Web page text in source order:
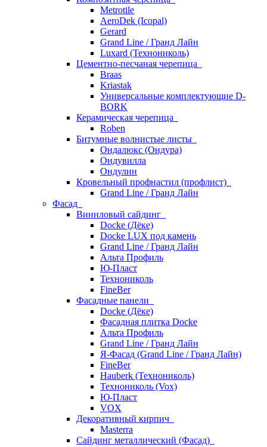
Metrotile
AeroDek (Icopal)
Gerard
Grand Line / Гранд Лайн
Luxard (Технониколь)
Цементно-песчаная черепица
Braas
Kriastak
Универсальные комплектующие D-
BORK
Керамическая черепица
Roben
Битумные волнистые листы
Ондалюкс (Ондура)
Ондувилла
Ондулин
Кровельный профнастил (профлист)
Grand Line / Гранд Лайн
Фасад
Виниловый сайдинг
Docke (Дёке)
Docke LUX под камень
Grand Line / Гранд Лайн
Альта Профиль
Ю-Пласт
Технониколь
FineBer
Фасадные панели
Docke (Дёке)
Фасадная плитка Docke
Альта Профиль
Grand Line / Гранд Лайн
Я-Фасад (Grand Line / Гранд Лайн)
FineBer
Hauberk (Технониколь)
Технониколь (Vox)
Ю-Пласт
VOX
Декоративный кирпич
Masterra
Сайдинг металлический (Фасад)